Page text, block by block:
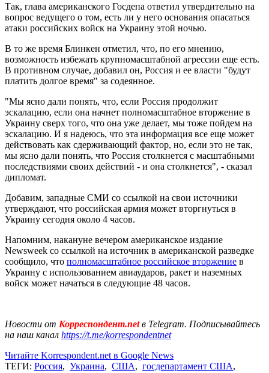
Так, глава американского Госдепа ответил утвердительно на
вопрос ведущего о том, есть ли у него основания опасаться
атаки российских войск на Украину этой ночью.
В то же время Блинкен отметил, что, по его мнению,
возможность избежать крупномасштабной агрессии еще есть.
В противном случае, добавил он, Россия и ее власти "будут
платить долгое время" за содеянное.
"Мы ясно дали понять, что, если Россия продолжит
эскалацию, если она начнет полномасштабное вторжение в
Украину сверх того, что она уже делает, мы тоже пойдем на
эскалацию. И я надеюсь, что эта информация все еще может
действовать как сдерживающий фактор, но, если это не так,
мы ясно дали понять, что Россия столкнется с масштабными
последствиями своих действий - и она столкнется", - сказал
дипломат.
Добавим, западные СМИ со ссылкой на свои источники
утверждают, что российская армия может вторгнуться в
Украину сегодня около 4 часов.
Напомним, накануне вечером американское издание
Newsweek со ссылкой на источник в американской разведке
сообщило, что полномасштабное российское вторжение в
Украину с использованием авиаударов, ракет и наземных
войск может начаться в следующие 48 часов.
Новости от Корреспондент.netв Telegram. Подписывайтесь
на наш канал https://t.me/korrespondentnet
Читайте Korrespondent.net в Google News
ТЕГИ: Россия, Украина, США, госдепартамент США,